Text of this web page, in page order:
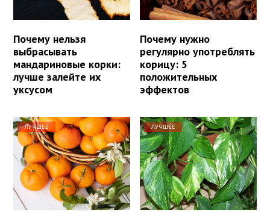
Почему нельзя
выбрасывать
мандариновые корки:
лучше залейте их
уксусом
Почему нужно
регулярно употреблять
корицу: 5
положительных
эффектов
ЛУЧШЕЕ ЛУЧШЕЕ